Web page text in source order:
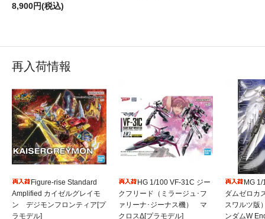
8,900円(税込)
再入荷情報
Figure-rise Standard
Amplified カイゼルグレイモ
ン デジモンフロンティア[プ
ラモデル]
HG 1/100 VF-31C ジー
クフリード（ミラージュ･フ
ァリーナ･ジーナス機） マ
クロスΔ[プラモデル]
MG
ダムゼロカ
スワルツ版
ンダムW